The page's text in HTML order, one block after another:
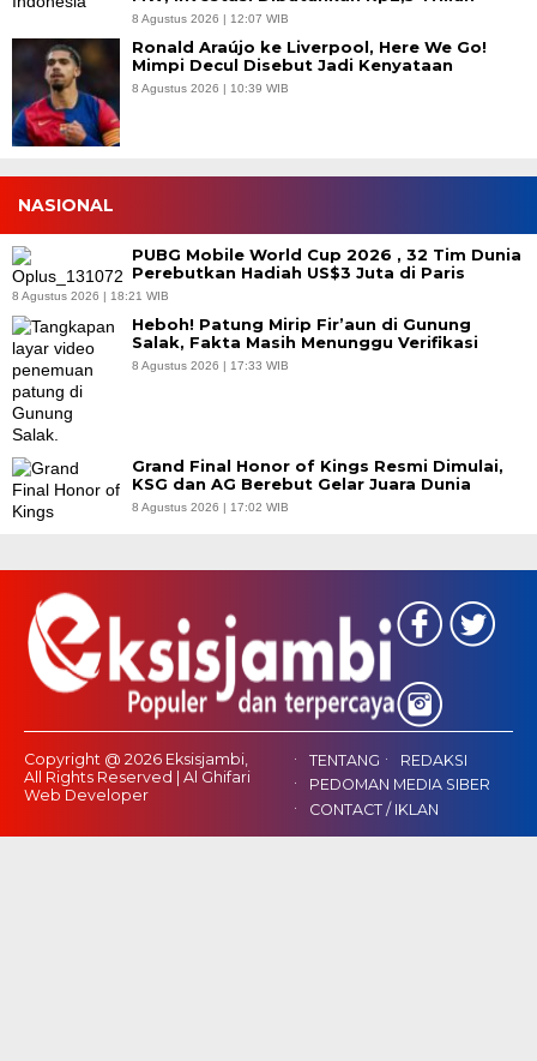
8 Agustus 2026 | 12:07 WIB
Ronald Araújo ke Liverpool, Here We Go!
Mimpi Decul Disebut Jadi Kenyataan
8 Agustus 2026 | 10:39 WIB
NASIONAL
PUBG Mobile World Cup 2026 , 32 Tim Dunia
Perebutkan Hadiah US$3 Juta di Paris
8 Agustus 2026 | 18:21 WIB
Heboh! Patung Mirip Fir’aun di Gunung
Salak, Fakta Masih Menunggu Verifikasi
8 Agustus 2026 | 17:33 WIB
Grand Final Honor of Kings Resmi Dimulai,
KSG dan AG Berebut Gelar Juara Dunia
8 Agustus 2026 | 17:02 WIB
Copyright @ 2026 Eksisjambi,
All Rights Reserved | Al Ghifari
Web Developer
TENTANG
REDAKSI
PEDOMAN MEDIA SIBER
CONTACT / IKLAN